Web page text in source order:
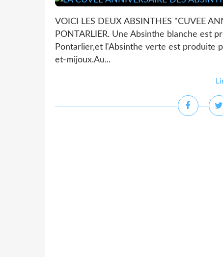
VOICI LES DEUX ABSINTHES "CUVEE
PONTARLIER. Une Absinthe blanche est
Pontarlier,et l'Absinthe verte est produite
et-mijoux.Au...